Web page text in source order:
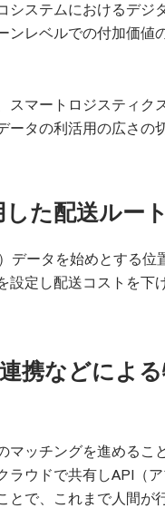
システムにおけるデジ
ンレベルでの付加価値
スマートロジスティク
タの利活用の広さの
した配送ルー
データを始めとする位
定し配送コストを下
携などによ
ッチングを進めるこ
ウドで共有しAPI（
とで、これまで人間が